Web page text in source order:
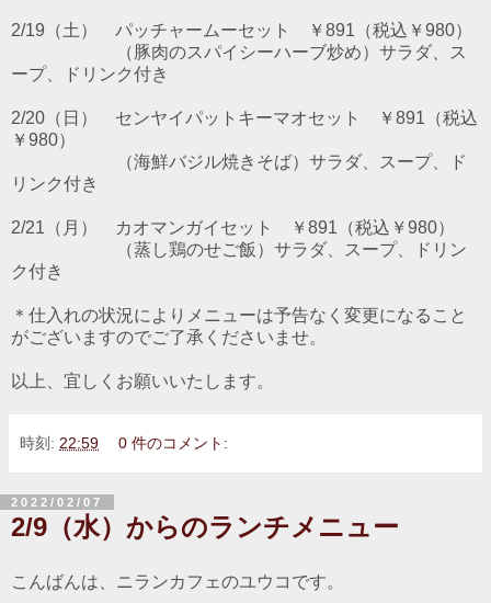
2/19（土） パッチャームーセット ￥891（税込￥980）
（豚肉のスパイシーハーブ炒め）サラダ、ス
ープ、ドリンク付き
2/20（日） センヤイパットキーマオセット ￥891（税込
￥980）
（海鮮バジル焼きそば）サラダ、スープ、ド
リンク付き
2/21（月） カオマンガイセット ￥891（税込￥980）
（蒸し鶏のせご飯）サラダ、スープ、ドリン
ク付き
＊仕入れの状況によりメニューは予告なく変更になること
がございますのでご了承くださいませ。
以上、宜しくお願いいたします。
時刻: 22:59 0 件のコメント:
2022/02/07
2/9（水）からのランチメニュー
こんばんは、ニランカフェのユウコです。